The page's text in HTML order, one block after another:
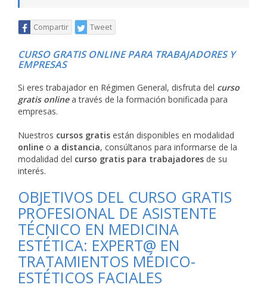
Compartir Tweet
CURSO GRATIS ONLINE PARA TRABAJADORES Y
EMPRESAS
Si eres trabajador en Régimen General, disfruta del curso
gratis onlinea través de la formación bonificada para
empresas.
Nuestros cursos gratis están disponibles en modalidad
online o a distancia, consúltanos para informarse de la
modalidad del curso gratis para trabajadores de su
interés.
OBJETIVOS DEL CURSO GRATIS
PROFESIONAL DE ASISTENTE
TÉCNICO EN MEDICINA
ESTÉTICA: EXPERT@ EN
TRATAMIENTOS MÉDICO-
ESTÉTICOS FACIALES